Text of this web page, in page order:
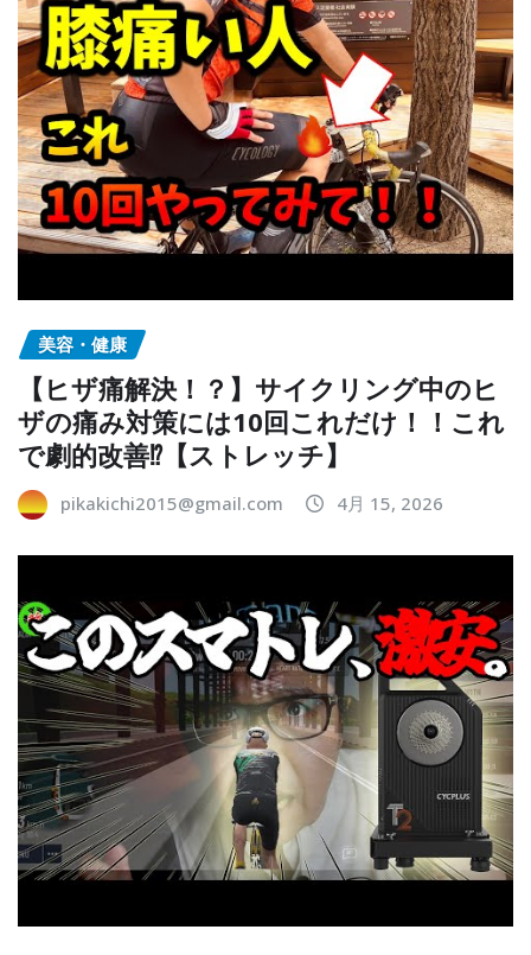
美容・健康
【ヒザ痛解決！？】サイクリング中のヒ
ザの痛み対策には10回これだけ！！これ
で劇的改善⁉︎【ストレッチ】
pikakichi2015@gmail.com 4月 15, 2026